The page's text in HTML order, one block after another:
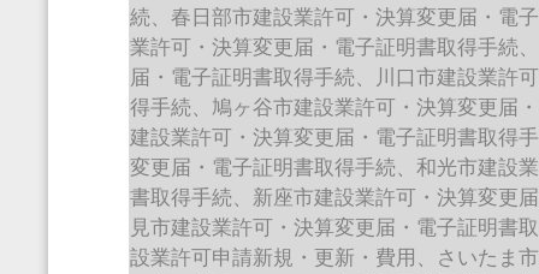
続、春日部市建設業許可・決算変更届・電
業許可・決算変更届・電子証明書取得手続
届・電子証明書取得手続、川口市建設業許
得手続、鳩ヶ谷市建設業許可・決算変更届
建設業許可・決算変更届・電子証明書取得
変更届・電子証明書取得手続、和光市建設
書取得手続、新座市建設業許可・決算変更
見市建設業許可・決算変更届・電子証明書
設業許可申請新規・更新・費用、さいたま